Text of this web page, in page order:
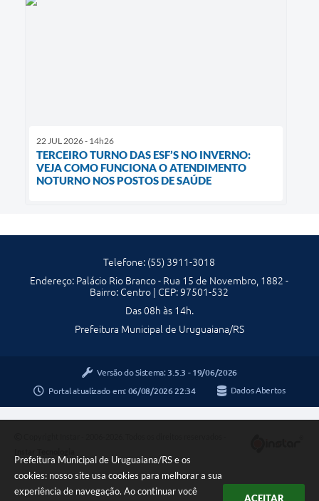
Prefeitura Municipal de Uruguaiana/RS e os
cookies: nosso site usa cookies para melhorar a sua
experiência de navegação. Ao continuar você
ACEITAR
22 JUL 2026 - 14h26
TERCEIRO TURNO DAS ESF’S NO INVERNO:
VEJA COMO FUNCIONA O ATENDIMENTO
NOTURNO NOS POSTOS DE SAÚDE
Telefone: (55) 3911-3018
Endereço: Palácio Rio Branco - Rua 15 de Novembro, 1882 -
Bairro: Centro | CEP: 97501-532
Das 08h às 14h.
Prefeitura Municipal de Uruguaiana/RS
Versão do Sistema: 3.5.3 - 19/06/2026
Portal atualizado em: 06/08/2026 22:34 Dados Abertos